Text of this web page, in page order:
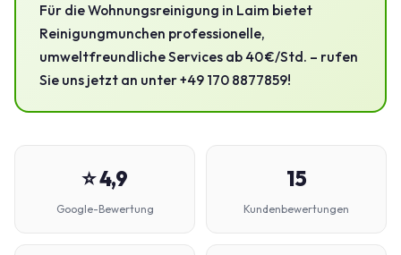
Für die Wohnungsreinigung in Laim bietet
Reinigungmunchen professionelle,
umweltfreundliche Services ab 40 €/Std. – rufen
Sie uns jetzt an unter +49 170 8877859!
⭐ 4,9
Google-Bewertung
15
Kundenbewertungen